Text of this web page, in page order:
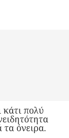
πολύ
τα όνειρα.